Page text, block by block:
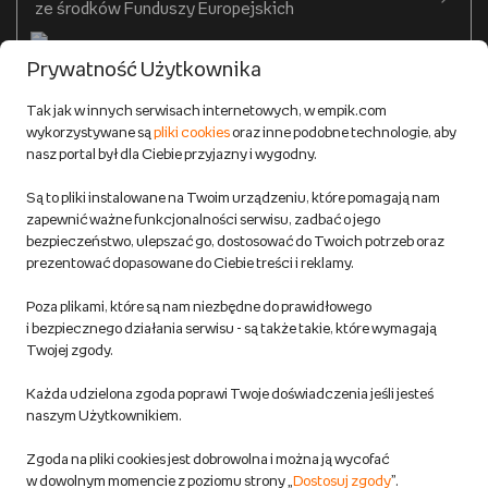
Zwroty
Reklamacje
Regulamin empik.com
Pozostałe Regulaminy Empiku
Polityka prywatności empik.com
produktów niebezpiecznych
Dostosuj zgody
Do 100 zł na pierwsze zakupy w aplikacji. Pobierz i
korzystaj z kodów zniżkowych.Dowiedz się więcej
ze środków Funduszy Europejskich
Prywatność Użytkownika
Tak jak w innych serwisach internetowych, w empik.com
wykorzystywane sąpliki cookiesoraz inne podobne technologie, aby
nasz portal był dla Ciebie przyjazny i wygodny.
Są to pliki instalowane na Twoim urządzeniu, które pomagają nam
zapewnić ważne funkcjonalności serwisu, zadbać o jego
bezpieczeństwo, ulepszać go, dostosować do Twoich potrzeb oraz
prezentować dopasowane do Ciebie treści i reklamy.
Poza plikami, które są nam niezbędne do prawidłowego
i bezpiecznego działania serwisu - są także takie, które wymagają
Twojej zgody.
Każda udzielona zgoda poprawi Twoje doświadczenia jeśli jesteś
naszym Użytkownikiem.
Zgoda na pliki cookies jest dobrowolna i można ją wycofać
w dowolnym momencie z poziomu strony „ Dostosuj zgody”.